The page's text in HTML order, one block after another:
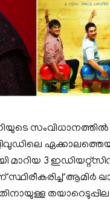
മാറിയ 3
സ്ഥിരീകരിച്ച് ആമിർ